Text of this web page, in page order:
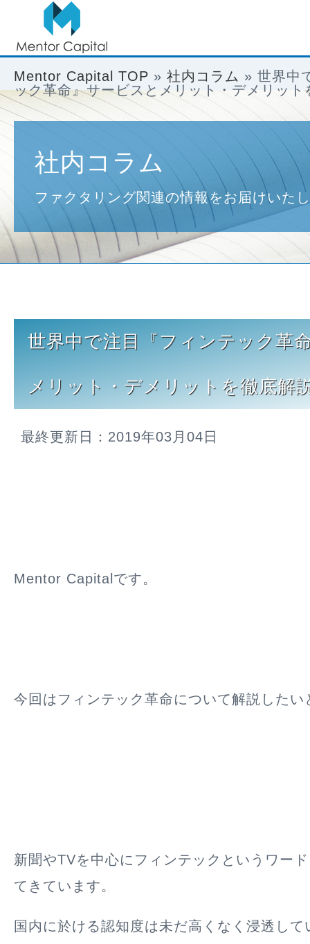
Mentor Capital TOP » 社内コラム » 世界中
ック革命』サービスとメリット・デメリット
社内コラム
ファクタリング関連の情報をお届けいた
世界中で注目『フィンテック革
メリット・デメリットを徹底解
最終更新日：2019年03月04日
Mentor Capitalです。
今回はフィンテック革命について解説したい
新聞やTVを中心にフィンテックというワー
てきています。
国内に於ける認知度は未だ高くなく浸透し